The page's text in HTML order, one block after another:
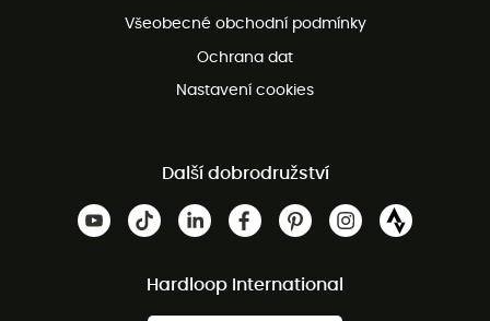
Všeobecné obchodní podmínky
Ochrana dat
Nastavení cookies
Další dobrodružství
Hardloop International